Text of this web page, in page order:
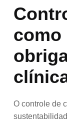
como
O controle de